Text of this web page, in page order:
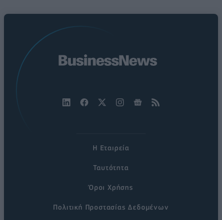
Η Εταιρεία
Ταυτότητα
Όροι Χρήσης
Πολιτική Προστασίας Δεδομένων